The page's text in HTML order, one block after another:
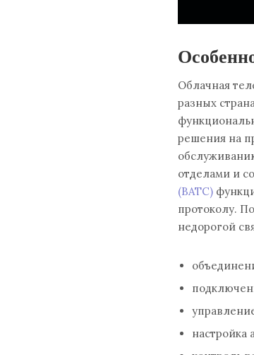
Облачная
разных
решения на
отделами и
(ВАТС)
протоколу.
недорогой
настройка